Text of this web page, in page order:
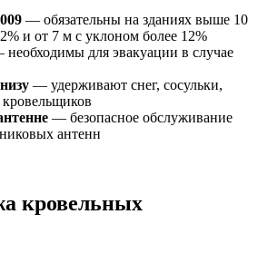
— обязательны на зданиях выше 10
и от 7 м с уклоном более 12%
для эвакуации в случае
— удерживают снег, сосульки,
— безопасное обслуживание
антенн
кровельных